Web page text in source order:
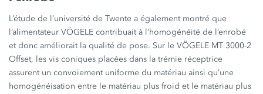
L’étude de l’université de Twente a également montré que
l’alimentateur VÖGELE contribuait à l’homogénéité de l’enrobé
et donc améliorait la qualité de pose. Sur le VÖGELE MT 3000-2
Offset, les vis coniques placées dans la trémie réceptrice
assurent un convoiement uniforme du matériau ainsi qu’une
homogénéisation entre le matériau plus froid et le matériau plus